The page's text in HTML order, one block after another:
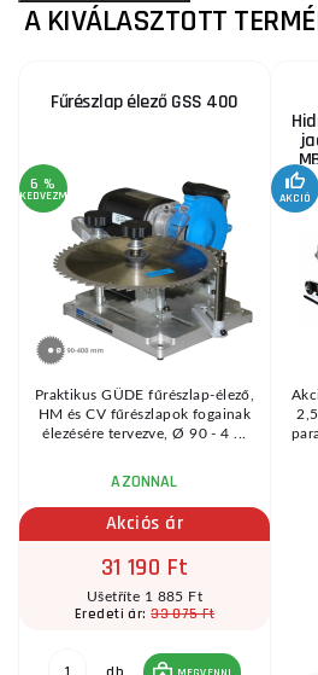
A KIVÁLASZTOTT
Fűrészlap élező GSS 400
6 %
KEDVEZMÉNY
Praktikus GÜDE fűrészlap-élező,
HM és CV fűrészlapok fogainak
élezésére tervezve, Ø 90 - 4 ...
AZONNAL
Akciós ár
31 190 Ft
Ušetříte 1 885 Ft
Eredeti ár:33 075 Ft
MEGVENNI
AKCIÓ